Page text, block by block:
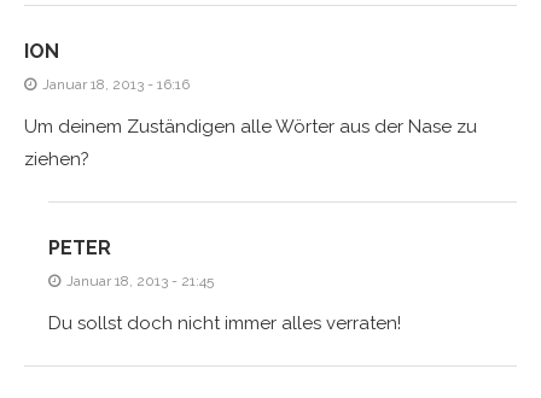
ION
Januar 18, 2013 - 16:16
Um deinem Zuständigen alle Wörter aus der Nase zu
ziehen?
PETER
Januar 18, 2013 - 21:45
Du sollst doch nicht immer alles verraten!